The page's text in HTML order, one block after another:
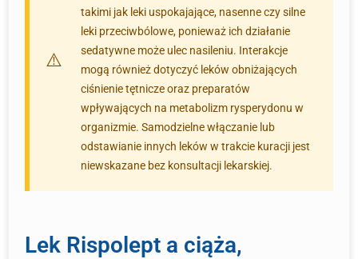
takimi jak leki uspokajające, nasenne czy silne
leki przeciwbólowe, ponieważ ich działanie
sedatywne może ulec nasileniu. Interakcje
mogą również dotyczyć leków obniżających
ciśnienie tętnicze oraz preparatów
wpływających na metabolizm rysperydonu w
organizmie. Samodzielne włączanie lub
odstawianie innych leków w trakcie kuracji jest
niewskazane bez konsultacji lekarskiej.
Lek Rispolept a ciąża,